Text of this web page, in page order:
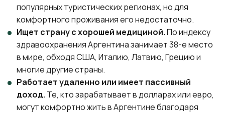
популярных туристических регионах, но для
комфортного проживания его недостаточно.
Ищет страну с хорошей медициной.По индексу
здравоохранения Аргентина занимает 38-е место
в мире, обходя США, Италию, Латвию, Грецию и
многие другие страны.
Работает удаленно или имеет пассивный
доход. Те, кто зарабатывает в долларах или евро,
могут комфортно жить в Аргентине благодаря